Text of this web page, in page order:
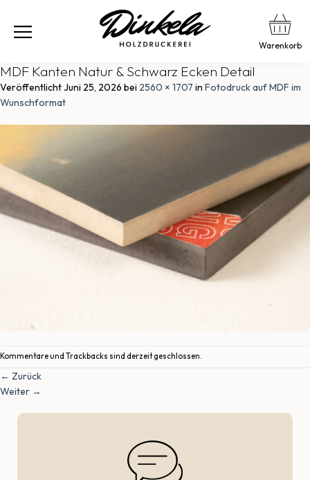
Warenkorb
MDF Kanten Natur & Schwarz Ecken Detail
VeröffentlichtJuni 25, 2026 bei 2560 × 1707 in Fotodruck auf MDF im
Wunschformat
Kommentare und Trackbacks sind derzeit geschlossen.
← Zurück
Weiter →